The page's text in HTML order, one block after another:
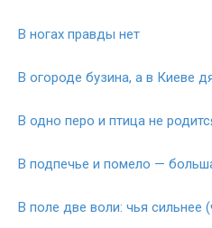
В ногах правды нет
В огороде бузина, а в Киеве
В одно перо и птица не
В подпечье и помело —
В поле две воли: чья сильнее